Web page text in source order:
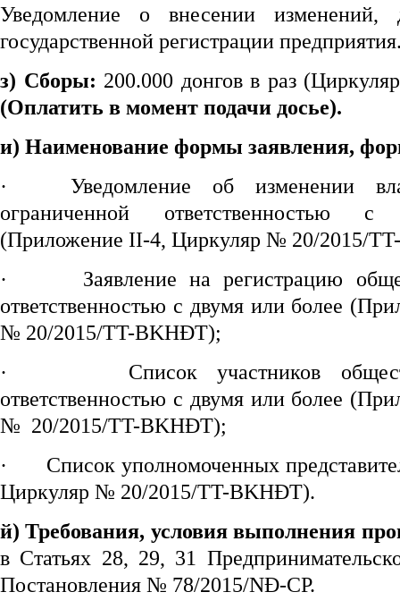
Уведомление о внесении изменений,
государственной регистрации
з) Сборы: 200.000 донгов в раз
(Оплатить в момент подачи досье).
и) Наименование формы заявления,
·Уведомление об изменении
ограниченной ответственностью
(Приложение II-4, Циркуляр № 20/2015/
· Заявление на регистрацию
ответственностью с двумя или более
№ 20/2015/TT-BKHĐT);
· Список участников
ответственностью с двумя или более
№ 20/2015/TT-BKHĐT);
· Список уполномоченных
Циркуляр № 20/2015/TT-BKHĐT).
й) Требования, условия выполнения
в Статьях 28, 29, 31
Постановления № 78/2015/NĐ-CP.